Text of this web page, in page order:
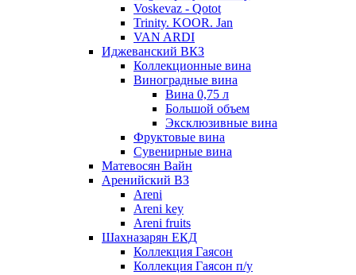
Voskevaz - Qotot
Trinity. KOOR. Jan
VAN ARDI
Иджеванский ВКЗ
Коллекционные вина
Виноградные вина
Вина 0,75 л
Большой объем
Эксклюзивные вина
Фруктовые вина
Cувенирные вина
Матевосян Вайн
Аренийский ВЗ
Areni
Areni key
Areni fruits
Шахназарян ЕКД
Коллекция Гаясон
Коллекция Гаясон п/у